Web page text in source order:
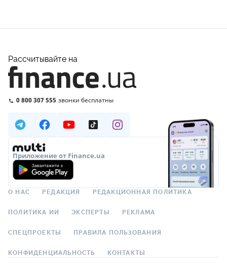
Рассчитывайте на
0 800 307 555 звонки бесплатны
Приложение от Finance.ua
О НАС РЕДАКЦИЯ РЕДАКЦИОННАЯ ПОЛИТИКА
ПОЛИТИКА ИИ ЭКСПЕРТЫ РЕКЛАМА
СПЕЦПРОЕКТЫ ПРАВИЛА ПОЛЬЗОВАНИЯ
КОНФИДЕНЦИАЛЬНОСТЬ КОНТАКТЫ